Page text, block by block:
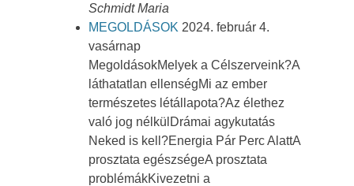
Schmidt Maria
MEGOLDÁSOK 2024. február 4.
vasárnap
MegoldásokMelyek a Célszerveink?A
láthatatlan ellenségMi az ember
természetes létállapota?Az élethez
való jog nélkülDrámai agykutatás
Neked is kell?Energia Pár Perc AlattA
prosztata egészségeA prosztata
problémákKivezetni a